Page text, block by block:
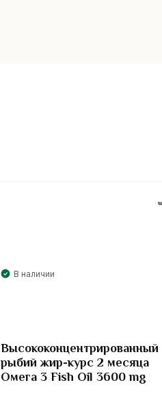
В наличии
Высококонцентрированный
рыбий жир-курс 2 месяца
Омега 3 Fish Oil 3600 mg